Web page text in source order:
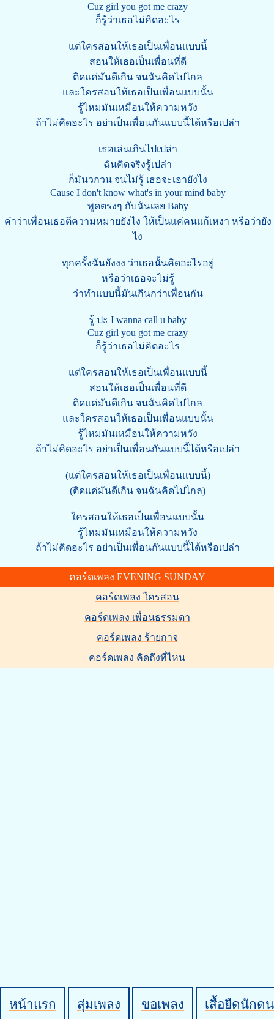
Cuz girl you got me crazy
ก็รู้ว่าเธอไม่คิดอะไร
แต่ใครสอนให้เธอเป็นเพื่อนแบบนี้
สอนให้เธอเป็นเพื่อนที่ดี
ติดแค่มันดีเกิน จนฉันคิดไปไกล
และใครสอนให้เธอเป็นเพื่อนแบบนั้น
รู้ไหมมันเหมือนให้ความหวัง
ถ้าไม่คิดอะไร อย่าเป็นเพื่อนกันแบบนี้ได้หรือเปล่า
เธอเล่นเกินไปเปล่า
ฉันคิดจริงรู้เปล่า
ก็มันวกวน จนไม่รู้ เธอจะเอายังไง
Cause I don't know what's in your mind baby
พูดตรงๆ กับฉันเลย Baby
คำว่าเพื่อนเธอตีความหมายยังไง ให้เป็นแค่คนแก้เหงา หรือว่ายัง
ไง
ทุกครั้งฉันยังงง ว่าเธอนั้นคิดอะไรอยู่
หรือว่าเธอจะไม่รู้
ว่าทำแบบนี้มันเกินกว่าเพื่อนกัน
รู้ ปะ I wanna call u baby
Cuz girl you got me crazy
ก็รู้ว่าเธอไม่คิดอะไร
แต่ใครสอนให้เธอเป็นเพื่อนแบบนี้
สอนให้เธอเป็นเพื่อนที่ดี
ติดแค่มันดีเกิน จนฉันคิดไปไกล
และใครสอนให้เธอเป็นเพื่อนแบบนั้น
รู้ไหมมันเหมือนให้ความหวัง
ถ้าไม่คิดอะไร อย่าเป็นเพื่อนกันแบบนี้ได้หรือเปล่า
(แต่ใครสอนให้เธอเป็นเพื่อนแบบนี้)
(ติดแค่มันดีเกิน จนฉันคิดไปไกล)
ใครสอนให้เธอเป็นเพื่อนแบบนั้น
รู้ไหมมันเหมือนให้ความหวัง
ถ้าไม่คิดอะไร อย่าเป็นเพื่อนกันแบบนี้ได้หรือเปล่า
คอร์ดเพลง EVENING SUNDAY
คอร์ดเพลง ใครสอน
คอร์ดเพลง เพื่อนธรรมดา
คอร์ดเพลง ร้ายกาจ
คอร์ดเพลง คิดถึงที่ไหน
หน้าแรก สุ่มเพลง ขอเพลง เสื้อยืดนักด